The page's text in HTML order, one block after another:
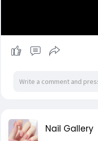
Nail Gallery
45 w- Translate